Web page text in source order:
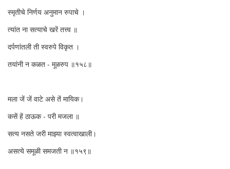
स्मृतीचे निर्णय अनुमान रुपाचे ।
त्यांत ना सत्याचे खरें तत्त्व ॥
दर्पणांतली ती स्वरुपे विकृत ।
तयांनी न कळत - मूळरुप ॥१५८॥
मला जें जें वाटे असे तें मायिक।
कसें हें ठाऊक - परी मजला ॥
सत्य नसते जरी माझ्या स्वत्वाखाली।
असत्ये समूळी समजती न ॥१५९॥